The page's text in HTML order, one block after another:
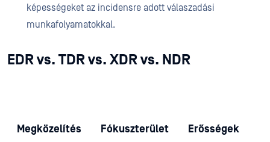
képességeket az incidensre adott válaszadási
munkafolyamatokkal.
EDR vs. TDR vs. XDR vs. NDR
Megközelítés Fókuszterület Erősségek